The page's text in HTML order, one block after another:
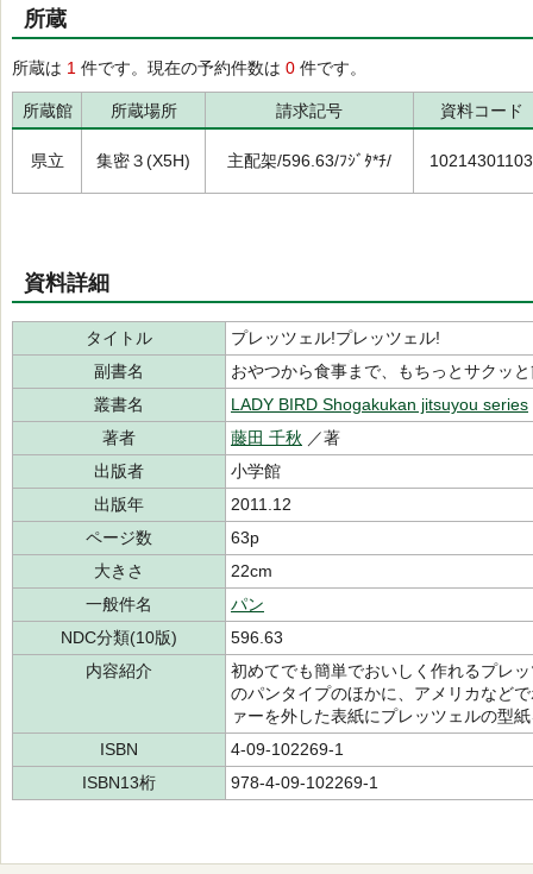
所蔵
所蔵は 1 件です。現在の予約件数は 0 件です。
所蔵館 所蔵場所 請求記号 資料コード
県立 集密３(X5H) 主配架/596.63/ﾌｼﾞﾀ*ﾁ/ 10214301103
資料詳細
タイトル
プレッツェル!プレッツェル!
副書名
おやつから食事まで、もちっとサクッ
叢書名
LADY BIRD Shogakukan jitsuyou series
著者
藤田 千秋 ／著
出版者
小学館
出版年
2011.12
ページ数
63p
大きさ
22cm
一般件名
パン
NDC分類(10版)
596.63
内容紹介
初めてでも簡単でおいしく作れるプレ
のパンタイプのほかに、アメリカなど
ァーを外した表紙にプレッツェルの型
ISBN
4-09-102269-1
ISBN13桁
978-4-09-102269-1